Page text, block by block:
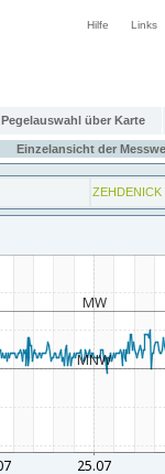
Hilfe Links
Pegelauswahl über Karte
Einzelansicht der
ZEHDENICK